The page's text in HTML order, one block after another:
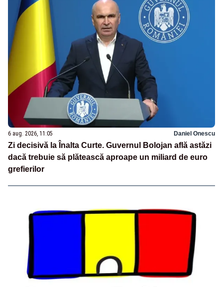
6 aug. 2026, 11:05 Daniel Onescu
Zi decisivă la Înalta Curte. Guvernul Bolojan află astăzi
dacă trebuie să plătească aproape un miliard de euro
grefierilor